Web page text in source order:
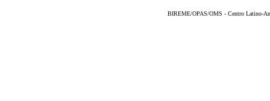
BIREME/OPAS/OMS - Centro Latino-